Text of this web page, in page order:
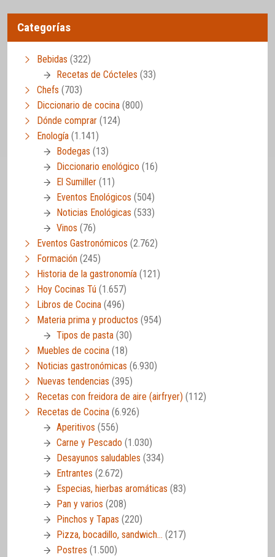
Categorías
Bebidas (322)
Recetas de Cócteles (33)
Chefs (703)
Diccionario de cocina (800)
Dónde comprar (124)
Enología (1.141)
Bodegas (13)
Diccionario enológico (16)
El Sumiller (11)
Eventos Enológicos (504)
Noticias Enológicas (533)
Vinos (76)
Eventos Gastronómicos (2.762)
Formación (245)
Historia de la gastronomía (121)
Hoy Cocinas Tú (1.657)
Libros de Cocina (496)
Materia prima y productos (954)
Tipos de pasta (30)
Muebles de cocina (18)
Noticias gastronómicas (6.930)
Nuevas tendencias (395)
Recetas con freidora de aire (airfryer) (112)
Recetas de Cocina (6.926)
Aperitivos (556)
Carne y Pescado (1.030)
Desayunos saludables (334)
Entrantes (2.672)
Especias, hierbas aromáticas (83)
Pan y varios (208)
Pinchos y Tapas (220)
Pizza, bocadillo, sandwich… (217)
Postres (1.500)